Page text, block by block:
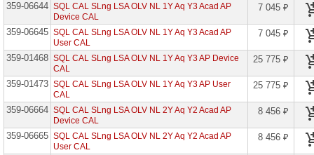
Audio
Conferencing
Open
Audio
Conferencing
Open
Fac
Audio
Conferencing
Open
Stu
Azure
359-06644 SQL CAL SLng LSA OLV NL 1Y Aq Y3 Acad AP
Device CAL
7 045 ₽
359-06645 SQL CAL SLng LSA OLV NL 1Y Aq Y3 Acad AP
User CAL
7 045 ₽
359-01468 SQL CAL SLng LSA OLV NL 1Y Aq Y3 AP Device
CAL
25 775 ₽
359-01473 SQL CAL SLng LSA OLV NL 1Y Aq Y3 AP User
CAL
25 775 ₽
359-06664 SQL CAL SLng LSA OLV NL 2Y Aq Y2 Acad AP
Device CAL
8 456 ₽
359-06665 SQL CAL SLng LSA OLV NL 2Y Aq Y2 Acad AP
User CAL
8 456 ₽